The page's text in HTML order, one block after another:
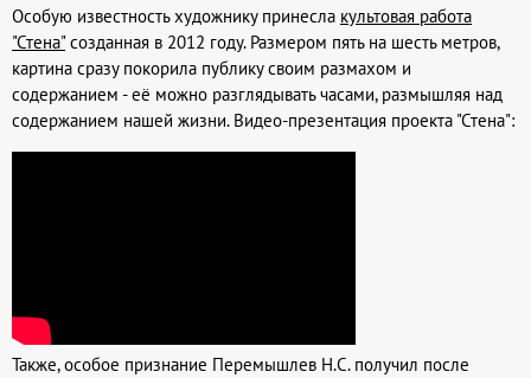
Особую известность художнику принесла культовая работа
"Стена"созданная в 2012 году. Размером пять на шесть метров,
картина сразу покорила публику своим размахом и
содержанием - её можно разглядывать часами, размышляя над
содержанием нашей жизни. Видео-презентация проекта "Стена":
Также, особое признание Перемышлев Н.С. получил после